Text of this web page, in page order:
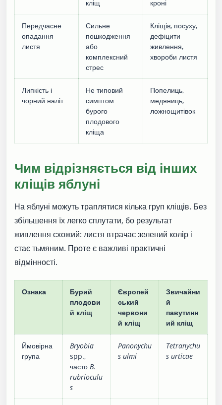
кліщ
кроні
Передчасне
опадання
листя
Сильне
пошкодження
або
комплексний
стрес
Кліщів, посуху,
дефіцити
живлення,
хвороби листя
Липкість і
чорний наліт
Не типовий
симптом
бурого
плодового
кліща
Попелиць,
медяниць,
ложнощитівок
Чим відрізняється від інших
кліщів яблуні
На яблуні можуть траплятися кілька груп кліщів. Без
збільшення їх легко сплутати, бо результат
живлення схожий: листя втрачає зелений колір і
стає тьмяним. Проте є важливі практичні
відмінності.
Ознака
Бурий
плодови
й кліщ
Європей
ський
червони
й кліщ
Звичайни
й
павутинн
ий кліщ
Ймовірна
група
Bryobia
spp.,
часто B.
rubrioculu
s
Panonychu
s ulmi
Tetranychu
s urticae